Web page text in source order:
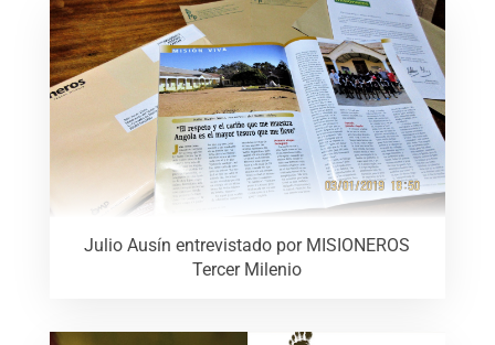
Julio Ausín entrevistado por MISIONEROS
Tercer Milenio